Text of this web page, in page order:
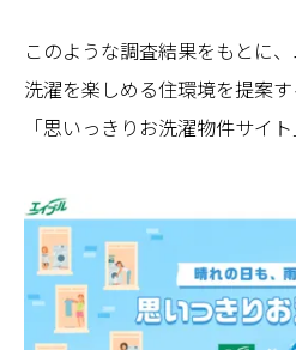
このような調査結果をもとに
洗濯を楽しめる住環境を提案
「思いっきりお洗濯物件サイト